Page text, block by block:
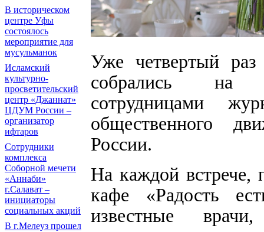
В историческом
центре Уфы
состоялось
мероприятие для
мусульманок
Исламский
культурно-
просветительский
центр «Джаннат»
ЦДУМ России –
организатор
ифтаров
Сотрудники
комплекса
Соборной мечети
«Аннаби»
г.Салават –
инициаторы
социальных акций
В г.Мелеуз прошел
Уже четвертый
собрались на
сотрудницами
общественного
России.
На каждой встрече,
кафе «Радость
известные